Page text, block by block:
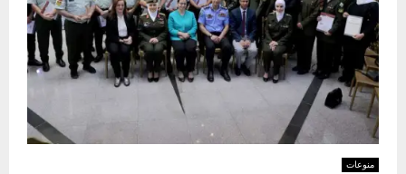
منوعات